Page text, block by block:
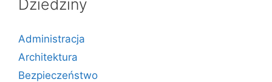
Dziedziny
Administracja
Architektura
Bezpieczeństwo